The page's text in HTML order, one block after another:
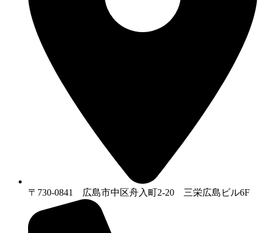
〒730-0841 広島市中区舟入町2-20 三栄広島ビル6F